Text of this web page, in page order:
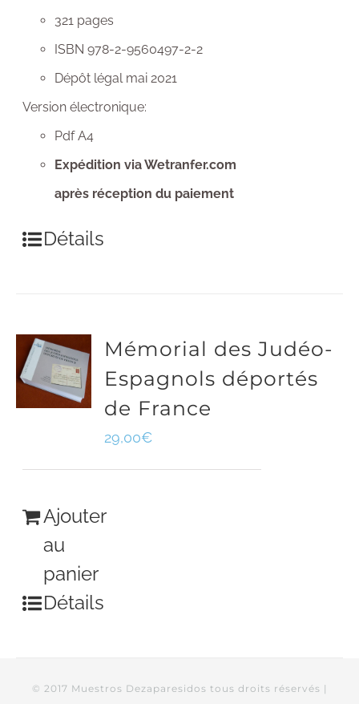
321 pages
ISBN 978-2-9560497-2-2
Dépôt légal mai 2021
Version électronique:
Pdf A4
Expédition via Wetranfer.com
après réception du paiement
Détails
Mémorial des Judéo-
Espagnols déportés
de France
29,00€
Ajouter
au
panier
Détails
© 2017 Muestros Dezaparesidos tous droits réservés |